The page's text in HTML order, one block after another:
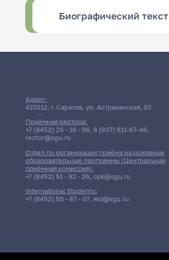
Биографический текст
Адрес:
410012, г. Саратов, ул. Астраханская, 83
Приёмная ректора:
+7 (8452) 26 - 16 - 96, 8 (937) 811-67-46,
rector@sgu.ru
Отдел по организации приёма на основные
образовательные программы (Центральная
приёмная комиссия):
+7 (8452) 51 - 92 - 26, cpk@sgu.ru
International Students:
+7 (8452) 50 - 87 - 07, ied@sgu.ru